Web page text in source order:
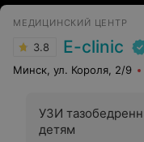
МЕДИЦИНСКИЙ ЦЕНТР
3.8 E-clinic
Минск, ул. Короля, 2/9
УЗИ
детям